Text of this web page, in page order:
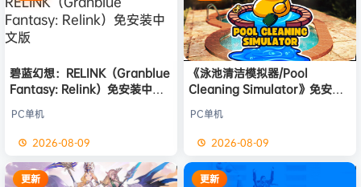
碧蓝幻想：RELINK（Granblue
Fantasy: Relink）免安装中文
PC单机
2026-08-09
《泳池清洁模拟器/Pool
Cleaning Simulator》免安装
PC单机
2026-08-09
更新 更新